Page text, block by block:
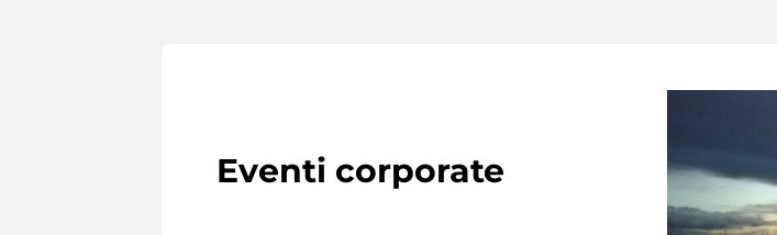
Eventi corporate